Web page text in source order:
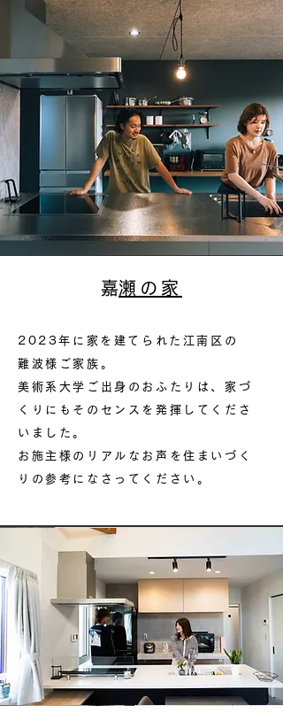
​嘉瀬の家
2023年に家を建てられた江南区の
難波様ご家族。
美術系大学ご出身のおふたりは、家づ
くりにもそのセンスを発揮してくださ
いました。
お施主様のリアルなお声を住まいづく
りの参考になさってください。